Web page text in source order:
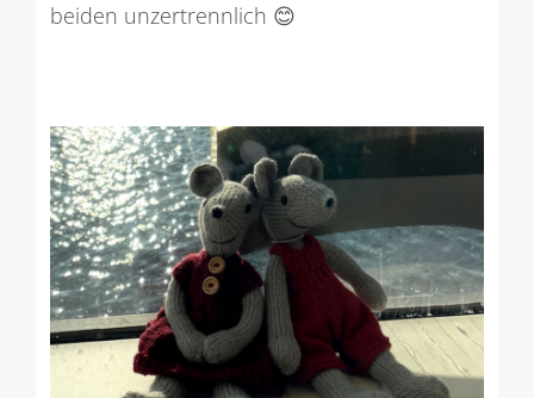
beiden unzertrennlich 😊